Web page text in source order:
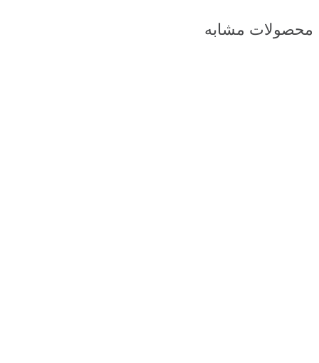
محصولات مشابه